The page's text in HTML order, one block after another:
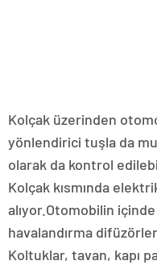
Kolçak üzerinden
yönlendirici tuşla da
olarak da kontrol
Kolçak kısmında
alıyor.Otomobilin
havalandırma
Koltuklar, tavan, kapı